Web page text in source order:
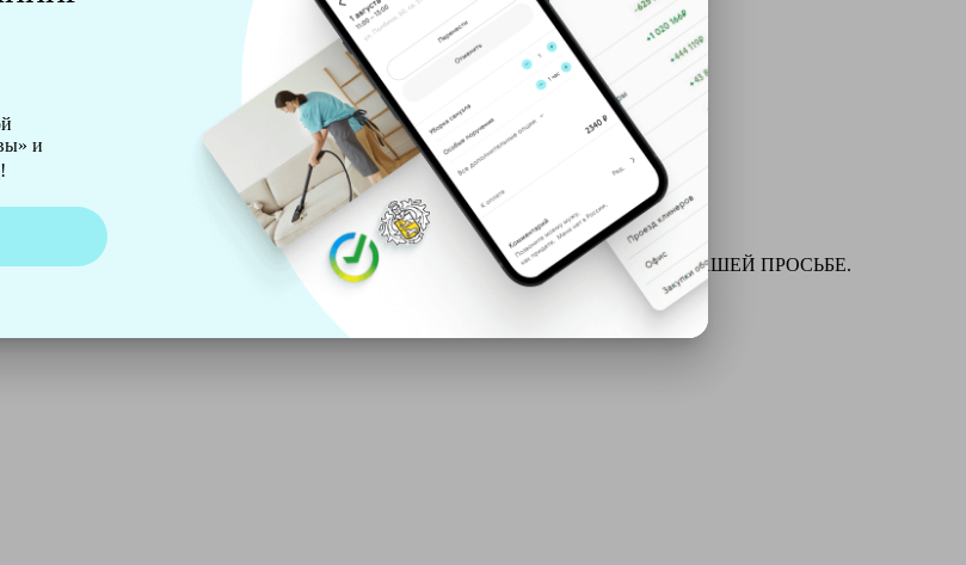
и
а также утюг, ведро, парогенератор, аппарат для химчистки и многое другое ПО ВАШЕЙ ПРОСЬБЕ.